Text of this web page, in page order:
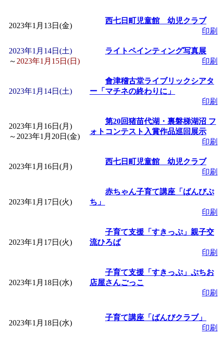
付期間：2026/08/10～
赤ちゃん子育て講
付期間：2026/08/10～
「まだまだ暑い！コ
レクリエーション
ットせよ！」 受付期
「皆鶴姫のこびる塾
～」 受付期間：～
子育て交流広場「
間：2026/08/10～2026/
「 赤ちゃん交流広場
間：2026/08/10～
「みなづる号乗車体
2023年1月13日(金)
西七日町児童館 幼児クラブ
印刷
2023年1月14日(土)
～ 2023年1月15日(日)
ライトペインティング写真展
印刷
2023年1月14日(土)
會津稽古堂ライブリックシアタ
ー「マチネの終わりに」
印刷
2023年1月16日(月)
～ 2023年1月20日(金)
第20回猪苗代湖・裏磐梯湖沼 フ
ォトコンテスト入賞作品巡回展示
印刷
2023年1月16日(月)
西七日町児童館 幼児クラブ
印刷
2023年1月17日(火)
赤ちゃん子育て講座「ばんびぷ
ち」
印刷
2023年1月17日(火)
子育て支援「すきっぷ」親子交
流ひろば
印刷
2023年1月18日(水)
子育て支援「すきっぷ」ぷちお
店屋さんごっこ
印刷
2023年1月18日(水)
子育て講座「ばんびクラブ」
印刷